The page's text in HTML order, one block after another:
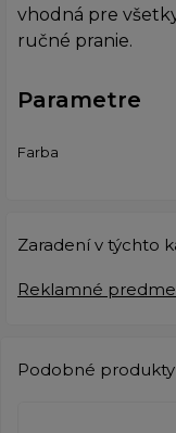
vhodná pre
ručné pranie.
Parametre
Farba
Zaradení v týchto
Reklamné
Podobné produkty